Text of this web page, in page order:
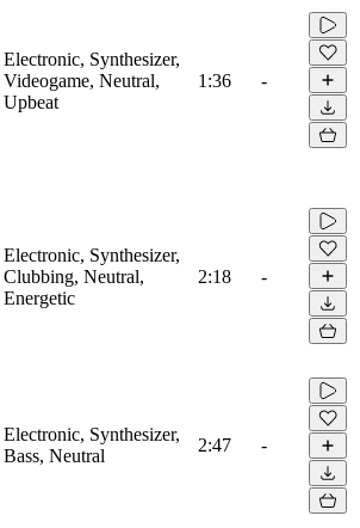
Electronic, Synthesizer,
Videogame, Neutral,
Upbeat
1:36 -
Electronic, Synthesizer,
Clubbing, Neutral,
Energetic
2:18 -
Electronic, Synthesizer,
Bass, Neutral
2:47 -